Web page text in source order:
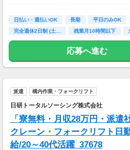
日払い・週払いOK 長期 平日のみOK
完全週休2日制 (土…
残業月10時間以下
高校卒業以上
応募へ進む
派遣 構内作業・フォークリフト
日研トータルソーシング株式会社
「寮無料・月収28万円・派遣
クレーン・フォークリフト日
給/20～40代活躍_37678